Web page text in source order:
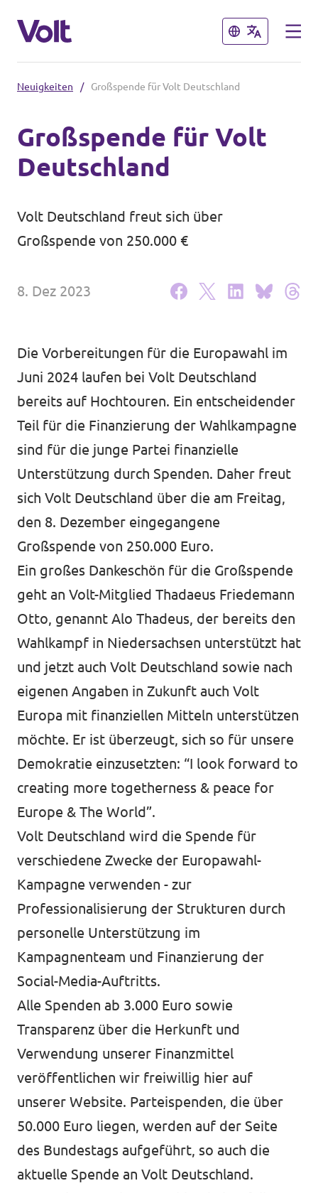
Schließen
Website
Volt in deinem Bundesland
Volt Deutschland Merchandise Shop
Schließen
Programm
Über Volt
Menschen
Wahlprogramm Bürgerschaftswahl
Triff uns an Infoständen!
Mache bei uns mit!
Deine Spende für Volt!
Hamburger Fraktionen
Wahlprüfsteine
Jetzt mitmachen!
Transparenz
Datenschutz
Impressum
Neuigkeiten / Großspende für Volt Deutschland
Großspende für Volt
Deutschland
Volt Deutschland freut sich über
Großspende von 250.000 €
8. Dez 2023
Die Vorbereitungen für die Europawahl im
Juni 2024 laufen bei Volt Deutschland
bereits auf Hochtouren. Ein entscheidender
Teil für die Finanzierung der Wahlkampagne
sind für die junge Partei finanzielle
Unterstützung durch Spenden. Daher freut
sich Volt Deutschland über die am Freitag,
den 8. Dezember eingegangene
Großspende von 250.000 Euro.
Ein großes Dankeschön für die Großspende
geht an Volt-Mitglied Thadaeus Friedemann
Otto, genannt Alo Thadeus, der bereits den
Wahlkampf in Niedersachsen unterstützt hat
und jetzt auch Volt Deutschland sowie nach
eigenen Angaben in Zukunft auch Volt
Europa mit finanziellen Mitteln unterstützen
möchte. Er ist überzeugt, sich so für unsere
Demokratie einzusetzten: “I look forward to
creating more togetherness & peace for
Europe & The World”.
Volt Deutschland wird die Spende für
verschiedene Zwecke der Europawahl-
Kampagne verwenden - zur
Professionalisierung der Strukturen durch
personelle Unterstützung im
Kampagnenteam und Finanzierung der
Social-Media-Auftritts.
Alle Spenden ab 3.000 Euro sowie
Transparenz über die Herkunft und
Verwendung unserer Finanzmittel
veröffentlichen wir freiwillig hier auf
unserer Website. Parteispenden, die über
50.000 Euro liegen, werden auf der Seite
des Bundestags aufgeführt, so auch die
aktuelle Spende an Volt Deutschland.